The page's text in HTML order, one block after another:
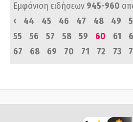
Εμφάνιση ειδήσεων 945-960
‹
44 45 46 47 48 49
55
56 57 58 59 60 61
67
68 69 70 71 72 73